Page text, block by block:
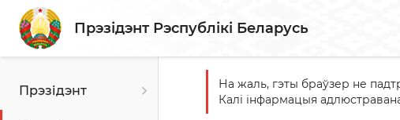
Прэзідэнт Рэспублікі Беларусь
Прэзідэнт Галоўная Падзеі Алег Краўцоў
На жаль, гэты браўзер не
Калі інфармацыя